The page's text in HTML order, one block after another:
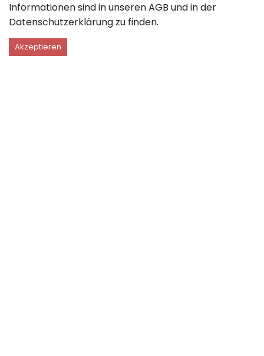
Informationen sind in unserenAGB und in der
Datenschutzerklärung zu finden.
Akzeptieren